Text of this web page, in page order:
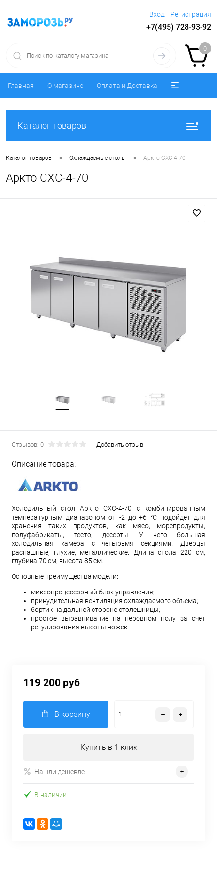
Вход Регистрация
+7(495) 728-93-92
0
Главная О магазине Оплата и Доставка
Каталог товаров
Каталог товаров • Охлаждаемые столы • Аркто СХС-4-70
Аркто СХС-4-70
Отзывов: 0 Добавить отзыв
Описание товара:
Холодильный стол Аркто СХС-4-70 с комбинированным
температурным диапазоном от -2 до +6 °С подойдет для
хранения таких продуктов, как мясо, морепродукты,
полуфабрикаты, тесто, десерты. У него большая
холодильная камера с четырьмя секциями. Дверцы
распашные, глухие, металлические. Длина стола 220 см,
глубина 70 см, высота 85 см.
Основные преимущества модели:
микропроцессорный блок управления;
принудительная вентиляция охлаждаемого объема;
бортик на дальней стороне столешницы;
простое выравнивание на неровном полу за счет
регулирования высоты ножек.
119 200 руб
В корзину
Купить в 1 клик
Нашли дешевле
В наличии